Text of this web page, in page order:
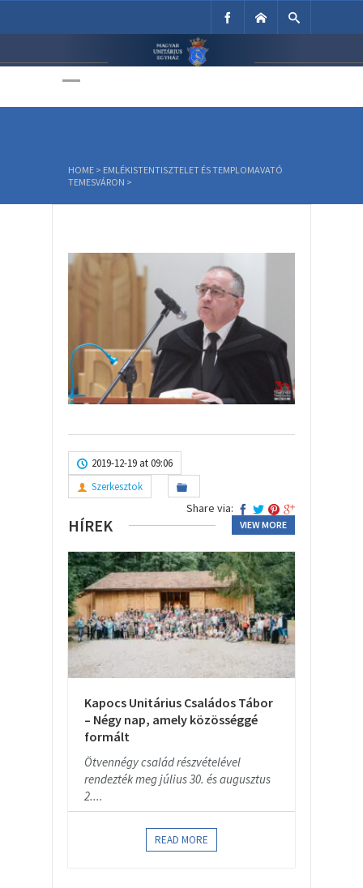
Unitárius Egyház
HOME > EMLÉKISTENTISZTELET ÉS TEMPLOMAVATÓ
TEMESVÁRON >
2019-12-19 at 09:06
Szerkesztok
Share via:
HÍREK VIEW MORE
Kapocs Unitárius Családos Tábor
– Négy nap, amely közösséggé
formált
Ötvennégy család részvételével
rendezték meg július 30. és augusztus
2....
READ MORE